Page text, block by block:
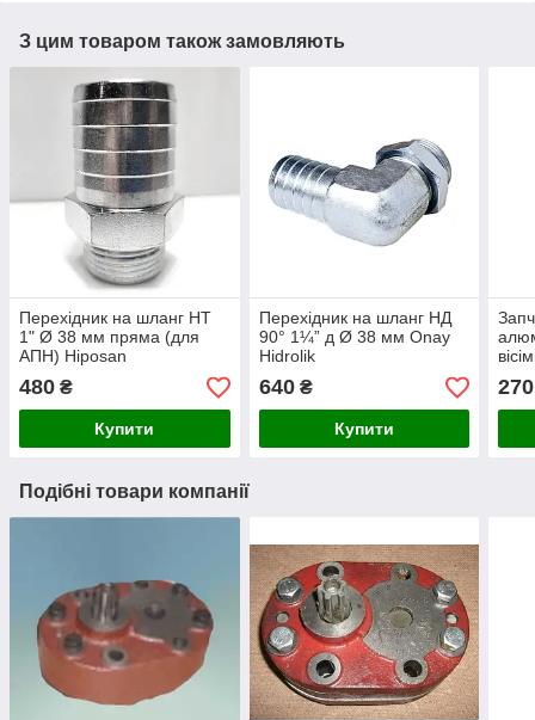
З цим товаром також замовляють
Перехідник на шланг НТ
1" Ø 38 мм пряма (для
АПН) Hiposan
480 ₴
Купити
Перехідник на шланг НД
90° 1¼” д Ø 38 мм Onay
Hidrolik
640₴
Купити
270
Подібні товари компанії